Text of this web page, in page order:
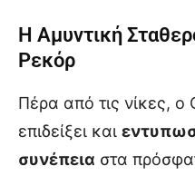
Η Αμυντική
Ρεκόρ
Πέρα από τις νίκες, ο
επιδείξει και
συνέπεια στα